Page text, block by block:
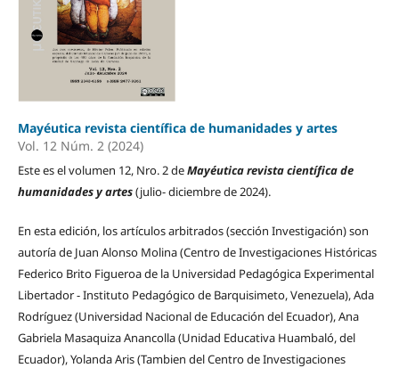
Mayéutica revista científica de humanidades y artes
Vol. 12 Núm. 2 (2024)
Este es el volumen 12, Nro. 2 deMayéutica revista científica de
humanidades y artes(julio- diciembre de 2024).
En esta edición, los artículos arbitrados (sección Investigación) son
autoría de Juan Alonso Molina (Centro de Investigaciones Históricas
Federico Brito Figueroa de la Universidad Pedagógica Experimental
Libertador - Instituto Pedagógico de Barquisimeto, Venezuela), Ada
Rodríguez (Universidad Nacional de Educación del Ecuador), Ana
Gabriela Masaquiza Anancolla (Unidad Educativa Huambaló, del
Ecuador), Yolanda Aris (Tambien del Centro de Investigaciones